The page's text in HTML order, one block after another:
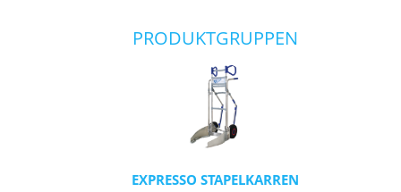
PRODUKTGRUPPEN
EXPRESSO STAPELKARREN